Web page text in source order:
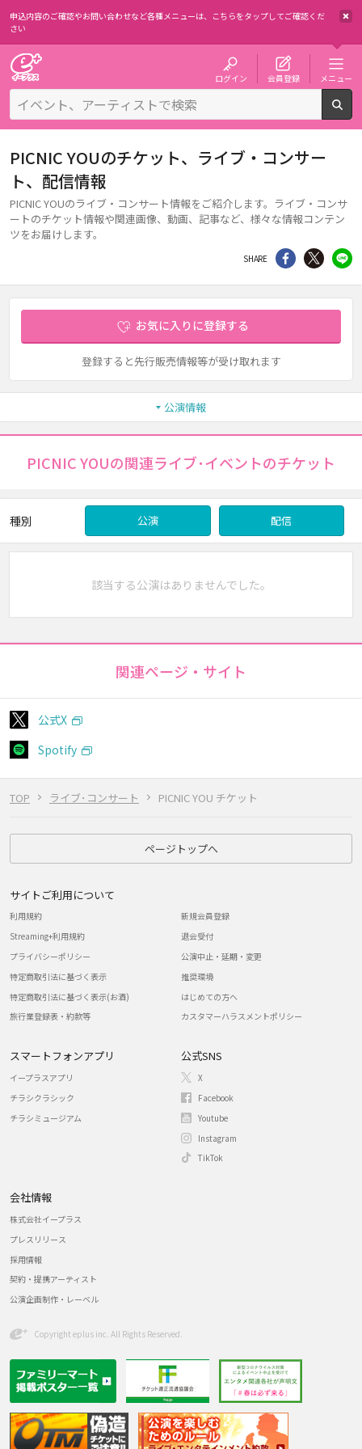
申込内容のご確認やお問い合わせなど各種メニューは、 こちらをタップしてご確認くだ
さい
ログイン 会員登録 メニュー
TOP ライブ･コンサート PICNIC YOU チケット
PICNIC YOUのチケット、ライブ・コンサー
ト、配信情報
PICNIC YOUのライブ・コンサート情報をご紹介します。ライブ・コンサ
ートのチケット情報や関連画像、動画、記事など、様々な情報コンテン
ツをお届けします。
SHARE シェア Twitter
お気に入りに登録する
登録すると先行販売情報等が受け取れます
公演情報
PICNIC YOUの関連ライブ･イベントのチケット
種別 公演 配信
該当する公演はありませんでした。
関連ページ・サイト
公式X
Spotify
ページトップへ
サイトご利用について
利用規約
Streaming+利用規約
プライバシーポリシー
特定商取引法に基づく表示
特定商取引法に基づく表示(お酒)
旅行業登録表・約款等
新規会員登録
退会受付
公演中止・延期・変更
推奨環境
はじめての方へ
カスタマーハラスメントポリシー
スマートフォンアプリ
イープラスアプリ
チラシクラシック
チラシミュージアム
公式SNS
X
Facebook
Youtube
Instagram
TikTok
会社情報
株式会社イープラス
プレスリリース
採用情報
契約・提携アーティスト
公演企画制作・レーベル
Copyright eplus inc. All Rights Reserved.